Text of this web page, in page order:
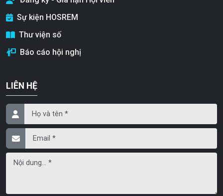
Sự kiện HOSREM
Thư viện số
Báo cáo hội nghị
LIÊN HỆ